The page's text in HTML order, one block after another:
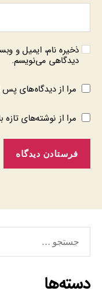
ذخیره نام، ایمیل و
دیدگاهی می‌نویسم.
مرا از دیدگاه‌های پس
مرا از نوشته‌های تازه
دسته‌ها